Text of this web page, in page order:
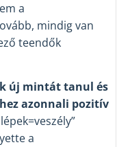
a
mindig van
teendők
új mintát tanul és
azonnali pozitív
a